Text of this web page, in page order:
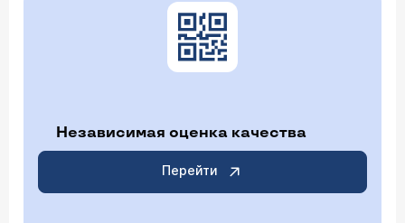
Независимая оценка качества
Перейти